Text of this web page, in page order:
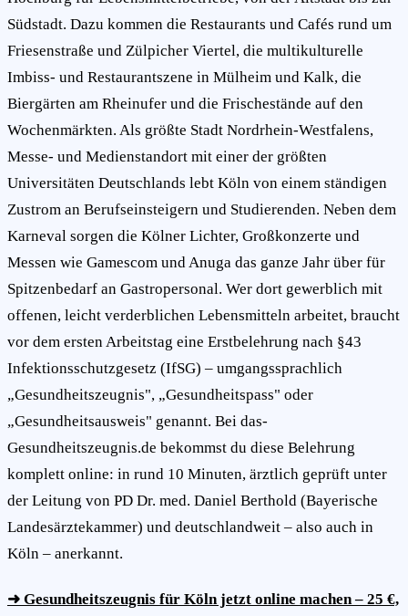
Südstadt. Dazu kommen die Restaurants und Cafés rund um
Friesenstraße und Zülpicher Viertel, die multikulturelle
Imbiss- und Restaurantszene in Mülheim und Kalk, die
Biergärten am Rheinufer und die Frischestände auf den
Wochenmärkten. Als größte Stadt Nordrhein-Westfalens,
Messe- und Medienstandort mit einer der größten
Universitäten Deutschlands lebt Köln von einem ständigen
Zustrom an Berufseinsteigern und Studierenden. Neben dem
Karneval sorgen die Kölner Lichter, Großkonzerte und
Messen wie Gamescom und Anuga das ganze Jahr über für
Spitzenbedarf an Gastropersonal. Wer dort gewerblich mit
offenen, leicht verderblichen Lebensmitteln arbeitet, braucht
vor dem ersten Arbeitstag eine Erstbelehrung nach §43
Infektionsschutzgesetz (IfSG) – umgangssprachlich
„Gesundheitszeugnis", „Gesundheitspass" oder
„Gesundheitsausweis" genannt. Bei das-
Gesundheitszeugnis.de bekommst du diese Belehrung
komplett online: in rund 10 Minuten, ärztlich geprüft unter
der Leitung von PD Dr. med. Daniel Berthold (Bayerische
Landesärztekammer) und deutschlandweit – also auch in
Köln – anerkannt.
➜ Gesundheitszeugnis für Köln jetzt online machen – 25 €,